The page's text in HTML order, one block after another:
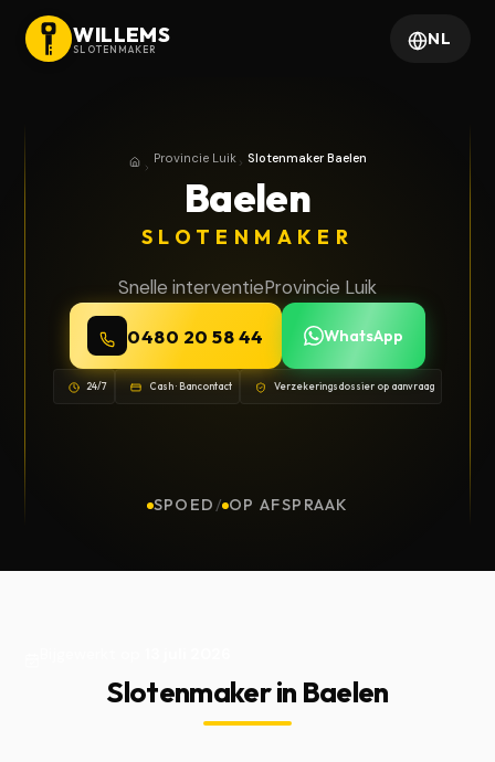
WILLEMS
SLOTENMAKER NL
HomeProvincie Luik
Provincie Luik Slotenmaker Baelen
Baelen
SLOTENMAKER
Snelle interventieProvincie Luik
0480 20 58 44 WhatsApp
24/7 Cash · Bancontact Verzekeringsdossier op aanvraag
SPOED / OP AFSPRAAK
Slotenmaker in Baelen